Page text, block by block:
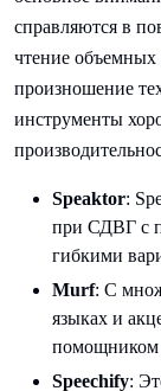
справляются в
чтение объемных
произношение
инструменты
Speaktor:
при СДВГ с
гибкими
Murf: С
языках и
помощником
Speechify: